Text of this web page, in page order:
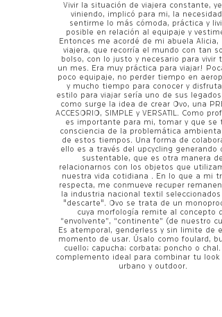
Vivir la situación de viajera constante,
viniendo, implicó para mi, la necesidad
sentirme lo más cómoda, práctica y
posible en relación al equipaje y
Entonces me acordé de mi abuela Alicia,
viajera, que recorría el mundo con tan
bolso, con lo justo y necesario para vivir
un mes. Era muy práctica para viajar!
poco equipaje, no perder tiempo en
y mucho tiempo para conocer y
estilo para viajar sería uno de sus legados.
como surge la idea de crear Ovo, una
ACCESORIO, SIMPLE y VERSATIL. Como
es importante para mi, tomar y que se
consciencia de la problemática
de estos tiempos. Una forma de
ello es a través del upcycling generando
sustentable, que es otra manera de
relacionarnos con los objetos que
nuestra vida cotidiana . En lo que a mi
respecta, me conmueve recuper
la industria nacional textil seleccionados
"descarte". Ovo se trata de un
cuya morfología remite al concepto
“envolvente”, “continente” (de nuestro
Es atemporal, genderless y sin limite de
momento de usar. Úsalo como foulard,
cuello; capucha; corbata; poncho o chal.
complemento ideal para combinar tu look
urbano y outdoor.